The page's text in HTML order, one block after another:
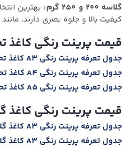
گلاسه ۲۰۰ و ۲۵۰ گرم:
بهترین
کیفیت بالا و جلوه بصری دارند،
قیمت پرینت رنگی کاغذ
جدول تعرفه پرینت رنگی A3 کاغذ تحریر
جدول تعرفه پرینت رنگی A4 کاغذ تحریر
جدول تعرفه پرینت رنگی A5 کاغذ تحریر
قیمت پرینت رنگی کاغذ
جدول تعرفه پرینت رنگی A3 کاغذ گلاسه 135 گرم
جدول تعرفه پرینت رنگی A3 کاغذ گلاسه 200 گرم